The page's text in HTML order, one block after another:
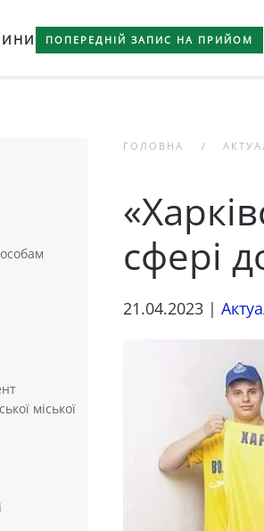
ПОПЕРЕДНІЙ ЗАПИС НА ПРИЙОМ
міської
ГОЛОВНА
сфері
21.04.2023 |